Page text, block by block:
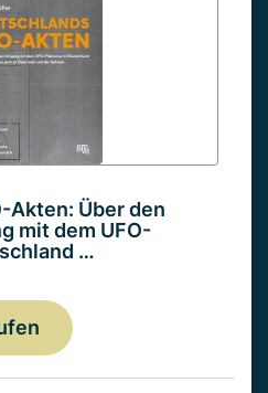
Akten: Über den
mit dem UFO-
…